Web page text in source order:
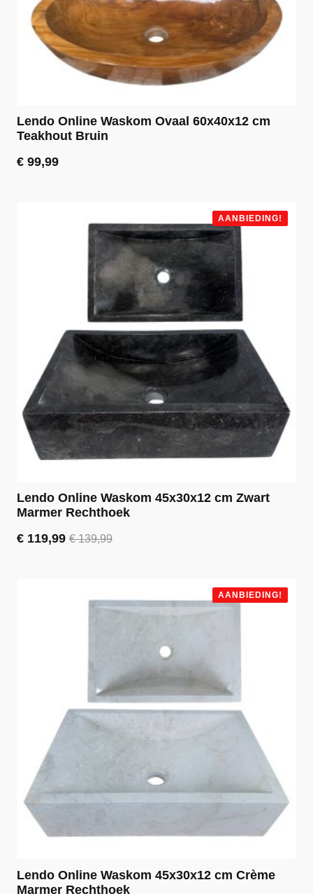
Lendo Online Waskom Ovaal 60x40x12 cm
Teakhout Bruin
€ 99,99
AANBIEDING!
Lendo Online Waskom 45x30x12 cm Zwart
Marmer Rechthoek
€139,99
Oorspronkelijke
€ 119,99
Huidige
AANBIEDING!
Lendo Online Waskom 45x30x12 cm Crème
Marmer Rechthoek